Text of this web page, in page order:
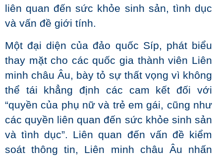
liên quan đến sức khỏe sinh sản, tình dục
và vấn đề giới tính.
Một đại diện của đảo quốc Síp, phát biểu
thay mặt cho các quốc gia thành viên Liên
minh châu Âu, bày tỏ sự thất vọng vì không
thể tái khẳng định các cam kết đối với
“quyền của phụ nữ và trẻ em gái, cũng như
các quyền liên quan đến sức khỏe sinh sản
và tình dục”. Liên quan đến vấn đề kiểm
soát thông tin, Liên minh châu Âu nhấn